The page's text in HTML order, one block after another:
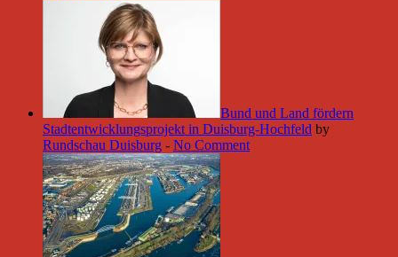
Bund und Land fördern
Stadtentwicklungsprojekt in Duisburg-Hochfeld by
Rundschau Duisburg - No Comment